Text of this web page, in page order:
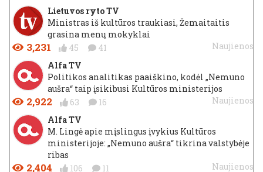
Lietuvos ryto TV
Ministras iš kultūros traukiasi, Žemaitaitis
grasina menų mokyklai
3,231 45 41
Naujienos
Alfa TV
Politikos analitikas paaiškino, kodėl „Nemuno
aušra“ taip įsikibusi Kultūros ministerijos
2,922 63 16
Naujienos
Alfa TV
M. Lingė apie mįslingus įvykius Kultūros
ministerijoje: „Nemuno aušra“ tikrina valstybėje
ribas
2,404 106 11
Naujienos